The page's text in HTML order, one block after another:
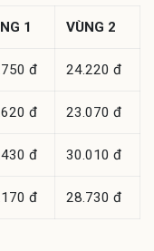
1 VÙNG 2
đ 24.220 đ
đ 23.070 đ
đ 30.010 đ
đ 28.730 đ